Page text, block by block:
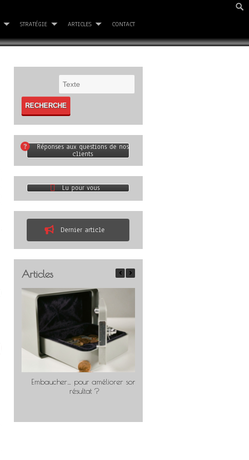
STRATÉGIE ARTICLES CONTACT
Réponses aux questions de nos
clients
Lu pour vous
Dernier article
Articles
Embaucher… pour améliorer son
résultat ?